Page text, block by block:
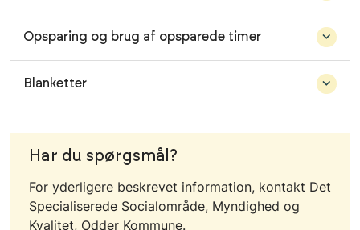
Opsparing og brug af opsparede timer
Blanketter
Har du spørgsmål?
For yderligere beskrevet information, kontakt Det
Specialiserede Socialområde, Myndighed og
Kvalitet, Odder Kommune.